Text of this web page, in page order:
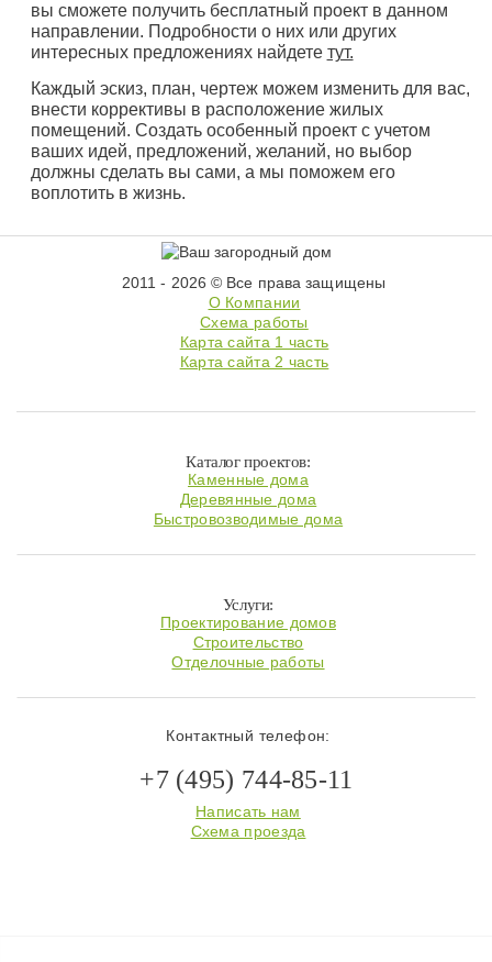
вы сможете получить бесплатный проект в данном
направлении. Подробности о них или других
интересных предложениях найдете тут.
Каждый эскиз, план, чертеж можем изменить для вас,
внести коррективы в расположение жилых
помещений. Создать особенный проект с учетом
ваших идей, предложений, желаний, но выбор
должны сделать вы сами, а мы поможем его
воплотить в жизнь.
2011 - 2026 © Все права защищены
О Компании
Схема работы
Карта сайта 1 часть
Карта сайта 2 часть
Каталог проектов:
Каменные дома
Деревянные дома
Быстровозводимые дома
Услуги:
Проектирование домов
Строительство
Отделочные работы
Контактный телефон:
+7 (495) 744-85-11
Написать нам
Схема проезда